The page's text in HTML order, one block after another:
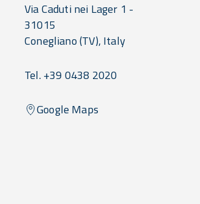
Via Caduti nei Lager 1 -
31015
Conegliano(TV), Italy
Tel. +39 0438 2020
Google Maps